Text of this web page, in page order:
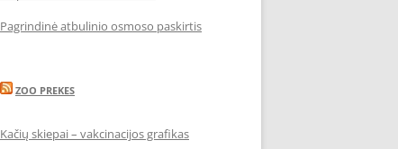
Pagrindinė atbulinio osmoso paskirtis
ZOO PREKES
Kačių skiepai – vakcinacijos grafikas